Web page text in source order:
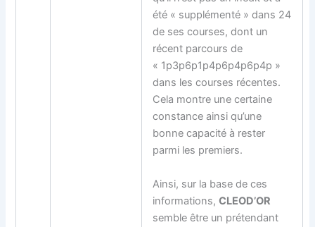
été « supplémenté » dans 24
de ses courses, dont un
récent parcours de
« 1p3p6p1p4p6p4p6p4p »
dans les courses récentes.
Cela montre une certaine
constance ainsi qu’une
bonne capacité à rester
parmi les premiers.
Ainsi, sur la base de ces
informations,CLEOD’OR
semble être un prétendant